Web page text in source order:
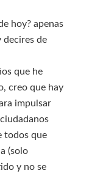
hoy? apenas
decires de
que he
creo que hay
impulsar
todos que
(solo
y no se